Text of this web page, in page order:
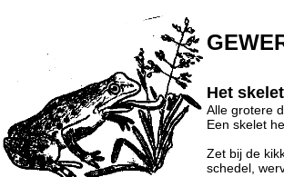
Het skelet
Alle grotere
Een skelet
Zet bij de
schedel,